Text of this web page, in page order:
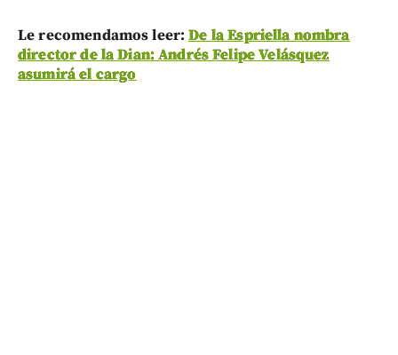
Le recomendamos leer:De la Espriella nombra
director de la Dian: Andrés Felipe Velásquez
asumirá el cargo